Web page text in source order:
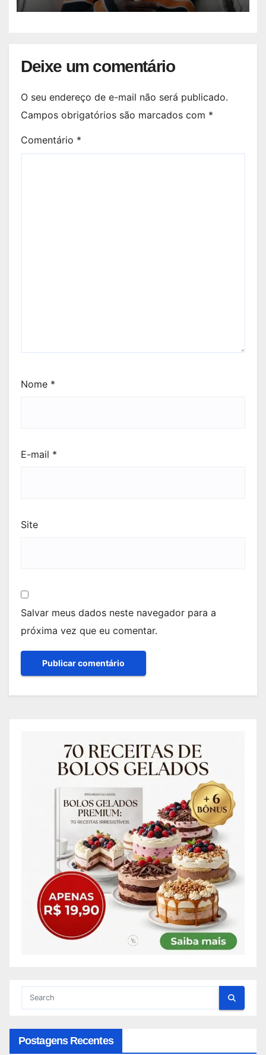
Deixe um comentário
O seu endereço de e-mail não será publicado.
Campos obrigatórios são marcados com *
Comentário *
Nome *
E-mail *
Site
Salvar meus dados neste navegador para a
próxima vez que eu comentar.
Postagens Recentes